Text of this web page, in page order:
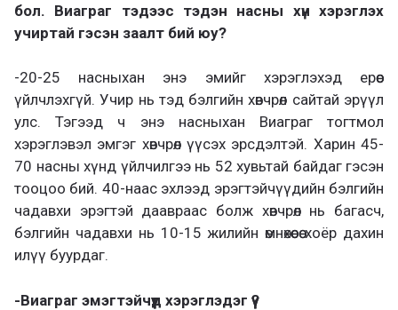
бол. Виаграг тэдээс тэдэн насны хүн хэрэглэх
учиртай гэсэн заалт бий юу?
-20-25 насныхан энэ эмийг хэрэглэхэд ерөөс
үйлчлэхгүй. Учир нь тэд бэлгийн хөвчрөл сайтай эрүүл
улс. Тэгээд ч энэ насныхан Виаграг тогтмол
хэрэглэвэл эмгэг хөвчрөл үүсэх эрсдэлтэй. Харин 45-
70 насны хүнд үйлчилгээ нь 52 хувьтай байдаг гэсэн
тооцоо бий. 40-наас эхлээд эрэгтэйчүүдийн бэлгийн
чадавхи эрэгтэй даавраас болж хөвчрөл нь багасч,
бэлгийн чадавхи нь 10-15 жилийн өмнөхөөсөө хоёр дахин
илүү буурдаг.
-Виаграг эмэгтэйчүүд хэрэглэдэг үү?